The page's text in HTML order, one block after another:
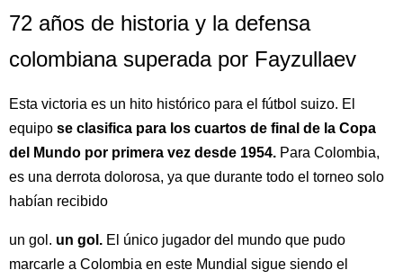
72 años de historia y la defensa
colombiana superada por Fayzullaev
Esta victoria es un hito histórico para el fútbol suizo. El
equipo se clasifica para los cuartos de final de la Copa
del Mundo por primera vez desde 1954. Para Colombia,
es una derrota dolorosa, ya que durante todo el torneo solo
habían recibido
un gol. un gol. El único jugador del mundo que pudo
marcarle a Colombia en este Mundial sigue siendo el